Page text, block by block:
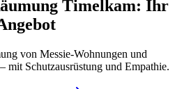
Timelkam: Ihr
von Messie-Wohnungen und
mit Schutzausrüstung und Empathie.